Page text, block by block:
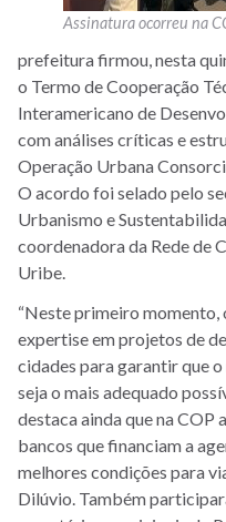
Assinatura ocorreu na
prefeitura firmou, nesta
o Termo de Cooperação
Interamericano de
com análises críticas e
Operação Urbana
O acordo foi selado pelo
Urbanismo e
coordenadora da Rede de
Uribe.
“Neste primeiro
expertise em projetos de
cidades para garantir que
seja o mais adequado
destaca ainda que na COP
bancos que financiam a
melhores condições para
Dilúvio. Também